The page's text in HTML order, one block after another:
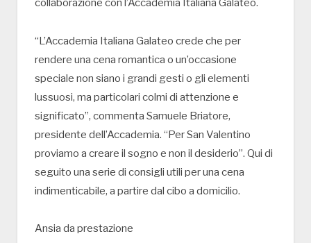
collaborazione con l’Accademia Italiana Galateo.
“L’Accademia Italiana Galateo crede che per
rendere una cena romantica o un’occasione
speciale non siano i grandi gesti o gli elementi
lussuosi, ma particolari colmi di attenzione e
significato”, commenta Samuele Briatore,
presidente dell’Accademia. “Per San Valentino
proviamo a creare il sogno e non il desiderio”. Qui di
seguito una serie di consigli utili per una cena
indimenticabile, a partire dal cibo a domicilio.
Ansia da prestazione